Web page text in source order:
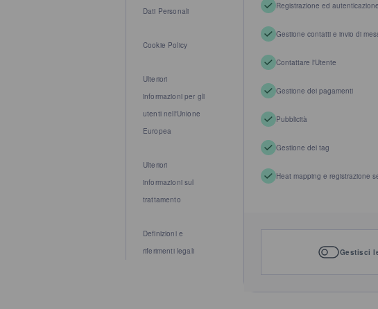
Dati Personali
Cookie Policy
Ulteriori
informazioni per gli
utenti nell'Unione
Europea
Ulteriori
informazioni sul
trattamento
Definizioni e
riferimenti legali
Registrazione ed autenticazione
Gestione contatti e invio di
Contattare l'Utente
Gestione dei pagamenti
Pubblicità
Gestione dei tag
Heat mapping e registrazione
Gestisci